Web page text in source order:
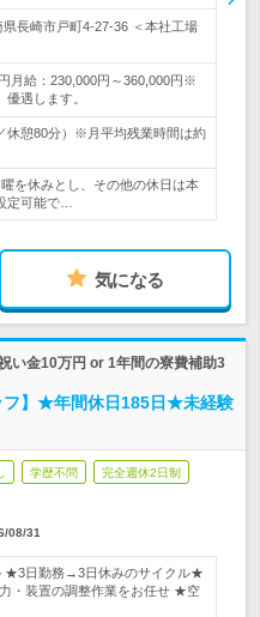
長崎市戸町4-27-36 ＜本社工場
月給：230,000円～360,000円※
遇します。
休憩80分）※月平均残業時間は約
を休みとし、その他の休日は本
定可能で…
気になる
い金10万円 or 1年間の寮費補助3
フ】★年間休日185日★未経験
学歴不問 完全週休2日制
08/31
★3日勤務→3日休みのサイクル★
・装置の調整作業をお任せ ★空